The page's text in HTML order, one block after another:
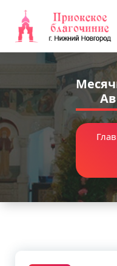
содержимому